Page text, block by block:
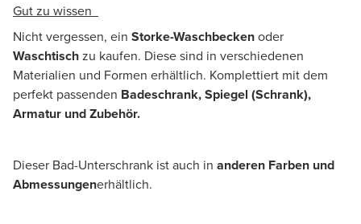
Gut zu wissen
Nicht vergessen, ein Storke-Waschbeckenoder
Waschtischzu kaufen. Diese sind in verschiedenen
Materialien und Formen erhältlich. Komplettiert mit dem
perfekt passenden Badeschrank, Spiegel (Schrank),
Armatur und Zubehör.
Dieser Bad-Unterschrank ist auch in anderen Farben und
Abmessungenerhältlich.